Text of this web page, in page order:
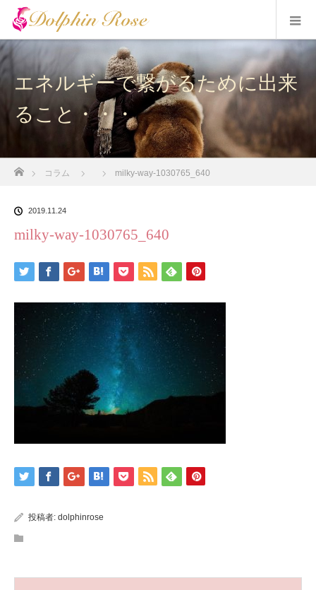
エネルギーで繋がるために出来
ること・・・
コラム milky-way-1030765_640
2019.11.24
milky-way-1030765_640
投稿者: dolphinrose